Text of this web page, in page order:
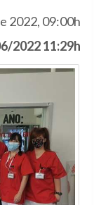
2022, 09:00h
2022 11:29h